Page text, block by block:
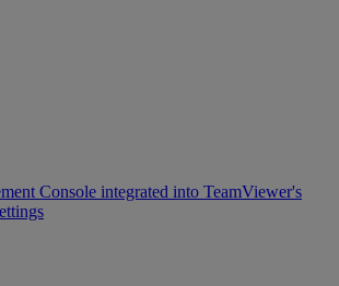
Console integrated into TeamViewer's